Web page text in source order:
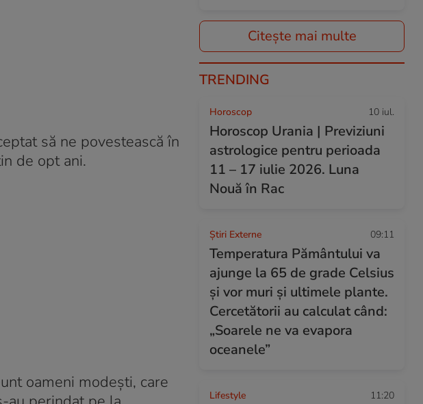
să ne povestească în
de opt ani.
oameni modești, care
Citește mai multe
TRENDING
Horoscop 10 iul.
Horoscop Urania | Previziuni
astrologice pentru perioada
11 – 17 iulie 2026. Luna
Nouă în Rac
Știri Externe 09:11
Temperatura Pământului va
ajunge la 65 de grade Celsius
și vor muri și ultimele plante.
Cercetătorii au calculat când:
„Soarele ne va evapora
oceanele”
Lifestyle 11:20